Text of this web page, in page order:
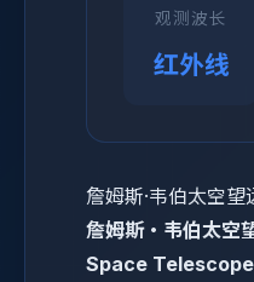
观测波长
红外线
詹姆斯·韦伯太空望
詹姆斯・韦伯太空
Space Telescope